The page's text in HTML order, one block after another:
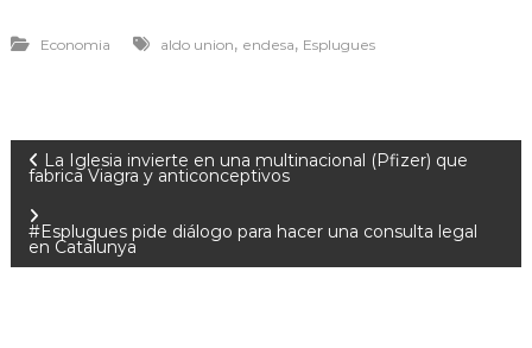
Economia aldo union, endesa, Esplugues
La Iglesia invierte en una multinacional (Pfizer) que
fabrica Viagra y anticonceptivos
#Esplugues pide diálogo para hacer una consulta legal
en Catalunya